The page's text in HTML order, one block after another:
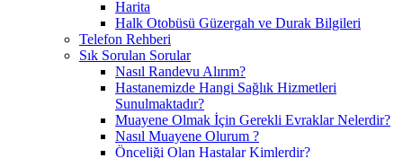
Harita
Halk Otobüsü Güzergah ve Durak Bilgileri
Telefon Rehberi
Sık Sorulan Sorular
Nasıl Randevu Alırım?
Hastanemizde Hangi Sağlık Hizmetleri
Sunulmaktadır?
Muayene Olmak İçin Gerekli Evraklar Nelerdir?
Nasıl Muayene Olurum ?
Önceliği Olan Hastalar Kimlerdir?